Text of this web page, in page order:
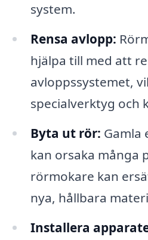
system.
Rensa avlopp:
hjälpa till med att
avloppssystemet,
specialverktyg och
Byta ut rör: Gamla
kan orsaka många
rörmokare kan
nya, hållbara
Installera